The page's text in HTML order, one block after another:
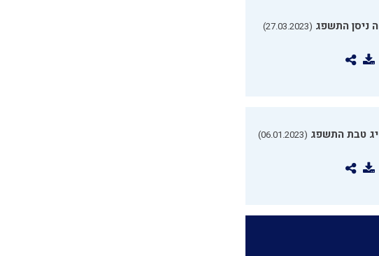
ה ניסן התשפג (27.03.2023)
יג טבת התשפג (06.01.2023)